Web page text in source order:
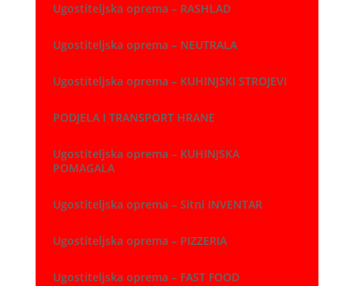
Ugostiteljska oprema – RASHLAD
Ugostiteljska oprema – NEUTRALA
Ugostiteljska oprema – KUHINJSKI STROJEVI
PODJELA I TRANSPORT HRANE
Ugostiteljska oprema – KUHINJSKA
POMAGALA
Ugostiteljska oprema – Sitni INVENTAR
Ugostiteljska oprema – PIZZERIA
Ugostiteljska oprema – FAST FOOD